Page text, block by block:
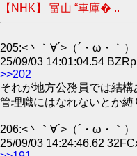
【NHK】 富山 “車庫� ..
205:<丶｀∀´>（´・ω・｀
25/09/03 14:01:04.54
>>202
それが地方公務員では結構
管理職にはなれないとか
206:<丶｀∀´>（´・ω・｀
25/09/03 14:24:46.62